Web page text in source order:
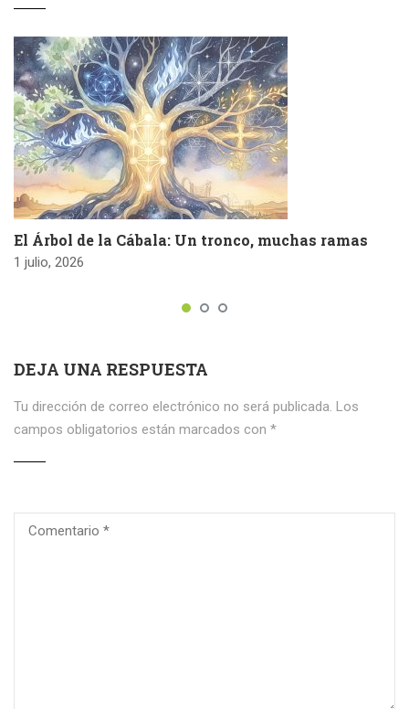
El Árbol de la Cábala: Un tronco, muchas ramas
1 julio, 2026
DEJA UNA RESPUESTA
Tu dirección de correo electrónico no será publicada. Los
campos obligatorios están marcados con *